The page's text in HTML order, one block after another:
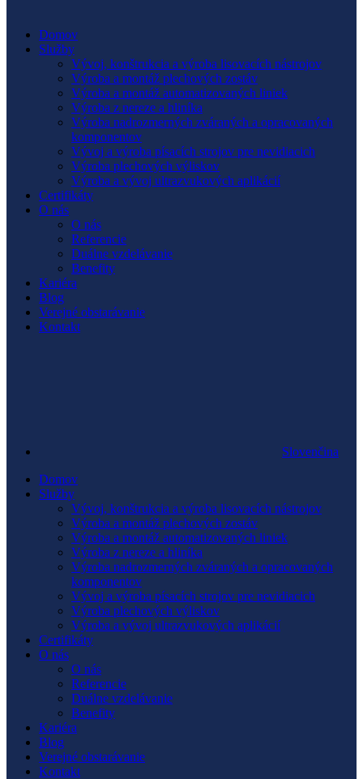
Domov
Služby
Vývoj, konštrukcia a výroba lisovacích nástrojov
Výroba a montáž plechových zostáv
Výroba a montáž automatizovaných liniek
Výroba z nereze a hliníka
Výroba nadrozmerných zváraných a opracovaných
komponentov
Vývoj a výroba písacích strojov pre nevidiacich
Výroba plechových výliskov
Výroba a vývoj ultrazvukových aplikácií
Certifikáty
O nás
O nás
Referencie
Duálne vzdelávanie
Benefity
Kariéra
Blog
Verejné obstarávanie
Kontakt
Slovenčina
Domov
Služby
Vývoj, konštrukcia a výroba lisovacích nástrojov
Výroba a montáž plechových zostáv
Výroba a montáž automatizovaných liniek
Výroba z nereze a hliníka
Výroba nadrozmerných zváraných a opracovaných
komponentov
Vývoj a výroba písacích strojov pre nevidiacich
Výroba plechových výliskov
Výroba a vývoj ultrazvukových aplikácií
Certifikáty
O nás
O nás
Referencie
Duálne vzdelávanie
Benefity
Kariéra
Blog
Verejné obstarávanie
Kontakt